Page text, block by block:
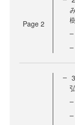
Page 2